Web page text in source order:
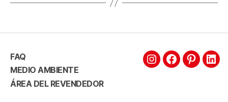
FAQ
MEDIO AMBIENTE
ÁREA DEL REVENDEDOR